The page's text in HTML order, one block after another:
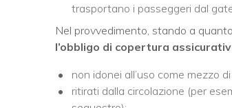
trasportano i passeggeri dal gate
Nel provvedimento, stando a
l’obbligo di copertura
non idonei all’uso come mezzo
ritirati dalla circolazione (per